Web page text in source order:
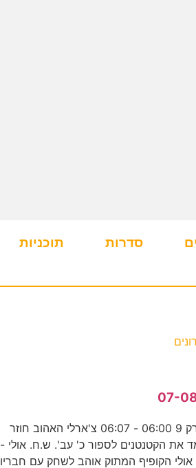
סדרות תוכניות
צ'ארלי והמספרים - פרק 9 06:00 - 06:07 צ'ארלי האהוב חוזר
את הקטנטנים לספור כ' עב'. ש.ח. אולי -
פרק 9 06:07 - 06:13 אולי הקופיף המתוק אוהב לשחק עם חבריו